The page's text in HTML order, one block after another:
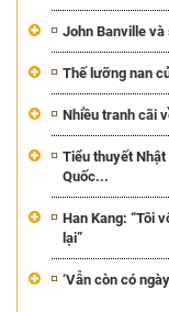
John Banville
Thế lưỡng nan
Nhiều tranh cãi
Tiểu thuyết
Quốc...
Han Kang: “Tôi
lại”
‘Vẫn còn có